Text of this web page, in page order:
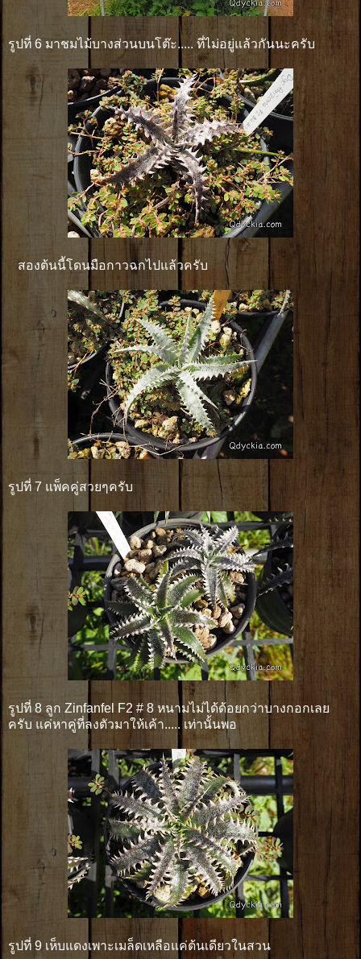
รูปที่ 6 มาชมไม้บางส่วนบนโต๊ะ..... ที่ไม่อยู่แล้วกันนะครับ
สองต้นนี้โดนมือกาวฉกไปแล้วครับ
รูปที่ 7 แพ็คคู่สวยๆครับ
รูปที่ 8 ลูก Zinfanfel F2 # 8 หนามไม่ได้ด้อยกว่าบางกอกเลย
ครับ แค่หาคู่ที่ลงตัวมาให้เค้า..... เท่านั้นพอ
รูปที่ 9 เห็บแดงเพาะเมล็ดเหลือแค่ต้นเดียวในสวน